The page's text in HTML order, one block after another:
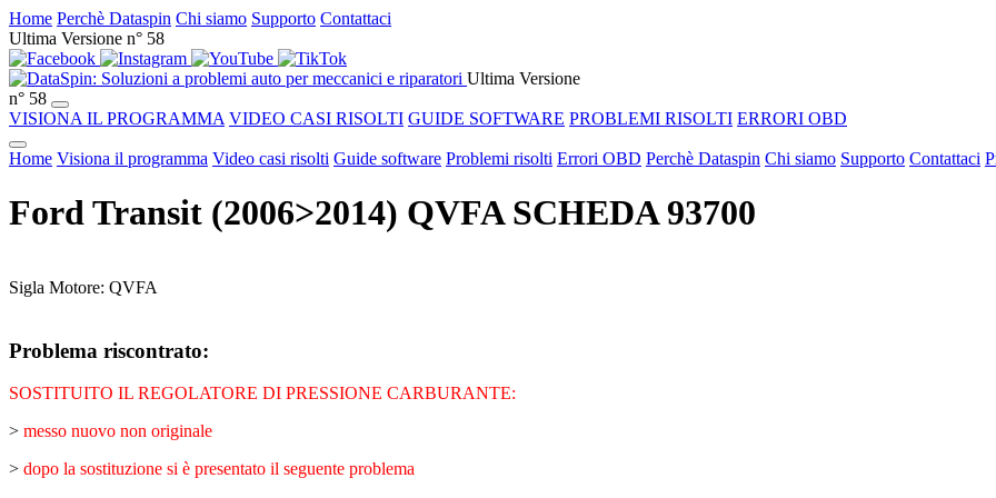
Home Perchè Dataspin Chi siamo Supporto Contattaci
Ultima Versione n° 58
Ultima Versione
n° 58
VISIONA IL PROGRAMMA VIDEO CASI RISOLTI GUIDE SOFTWARE PROBLEMI RISOLTI ERRORI OBD
Home Visiona il programma Video casi risolti Guide software Problemi risolti Errori OBD Perchè Dataspin Chi siamo Supporto Contattaci
Ford Transit (2006>2014) QVFA SCHEDA 93700
Sigla Motore: QVFA
Problema riscontrato:
SOSTITUITO IL REGOLATORE DI PRESSIONE CARBURANTE:
> messo nuovo non originale
> dopo la sostituzione si è presentato il seguente problema